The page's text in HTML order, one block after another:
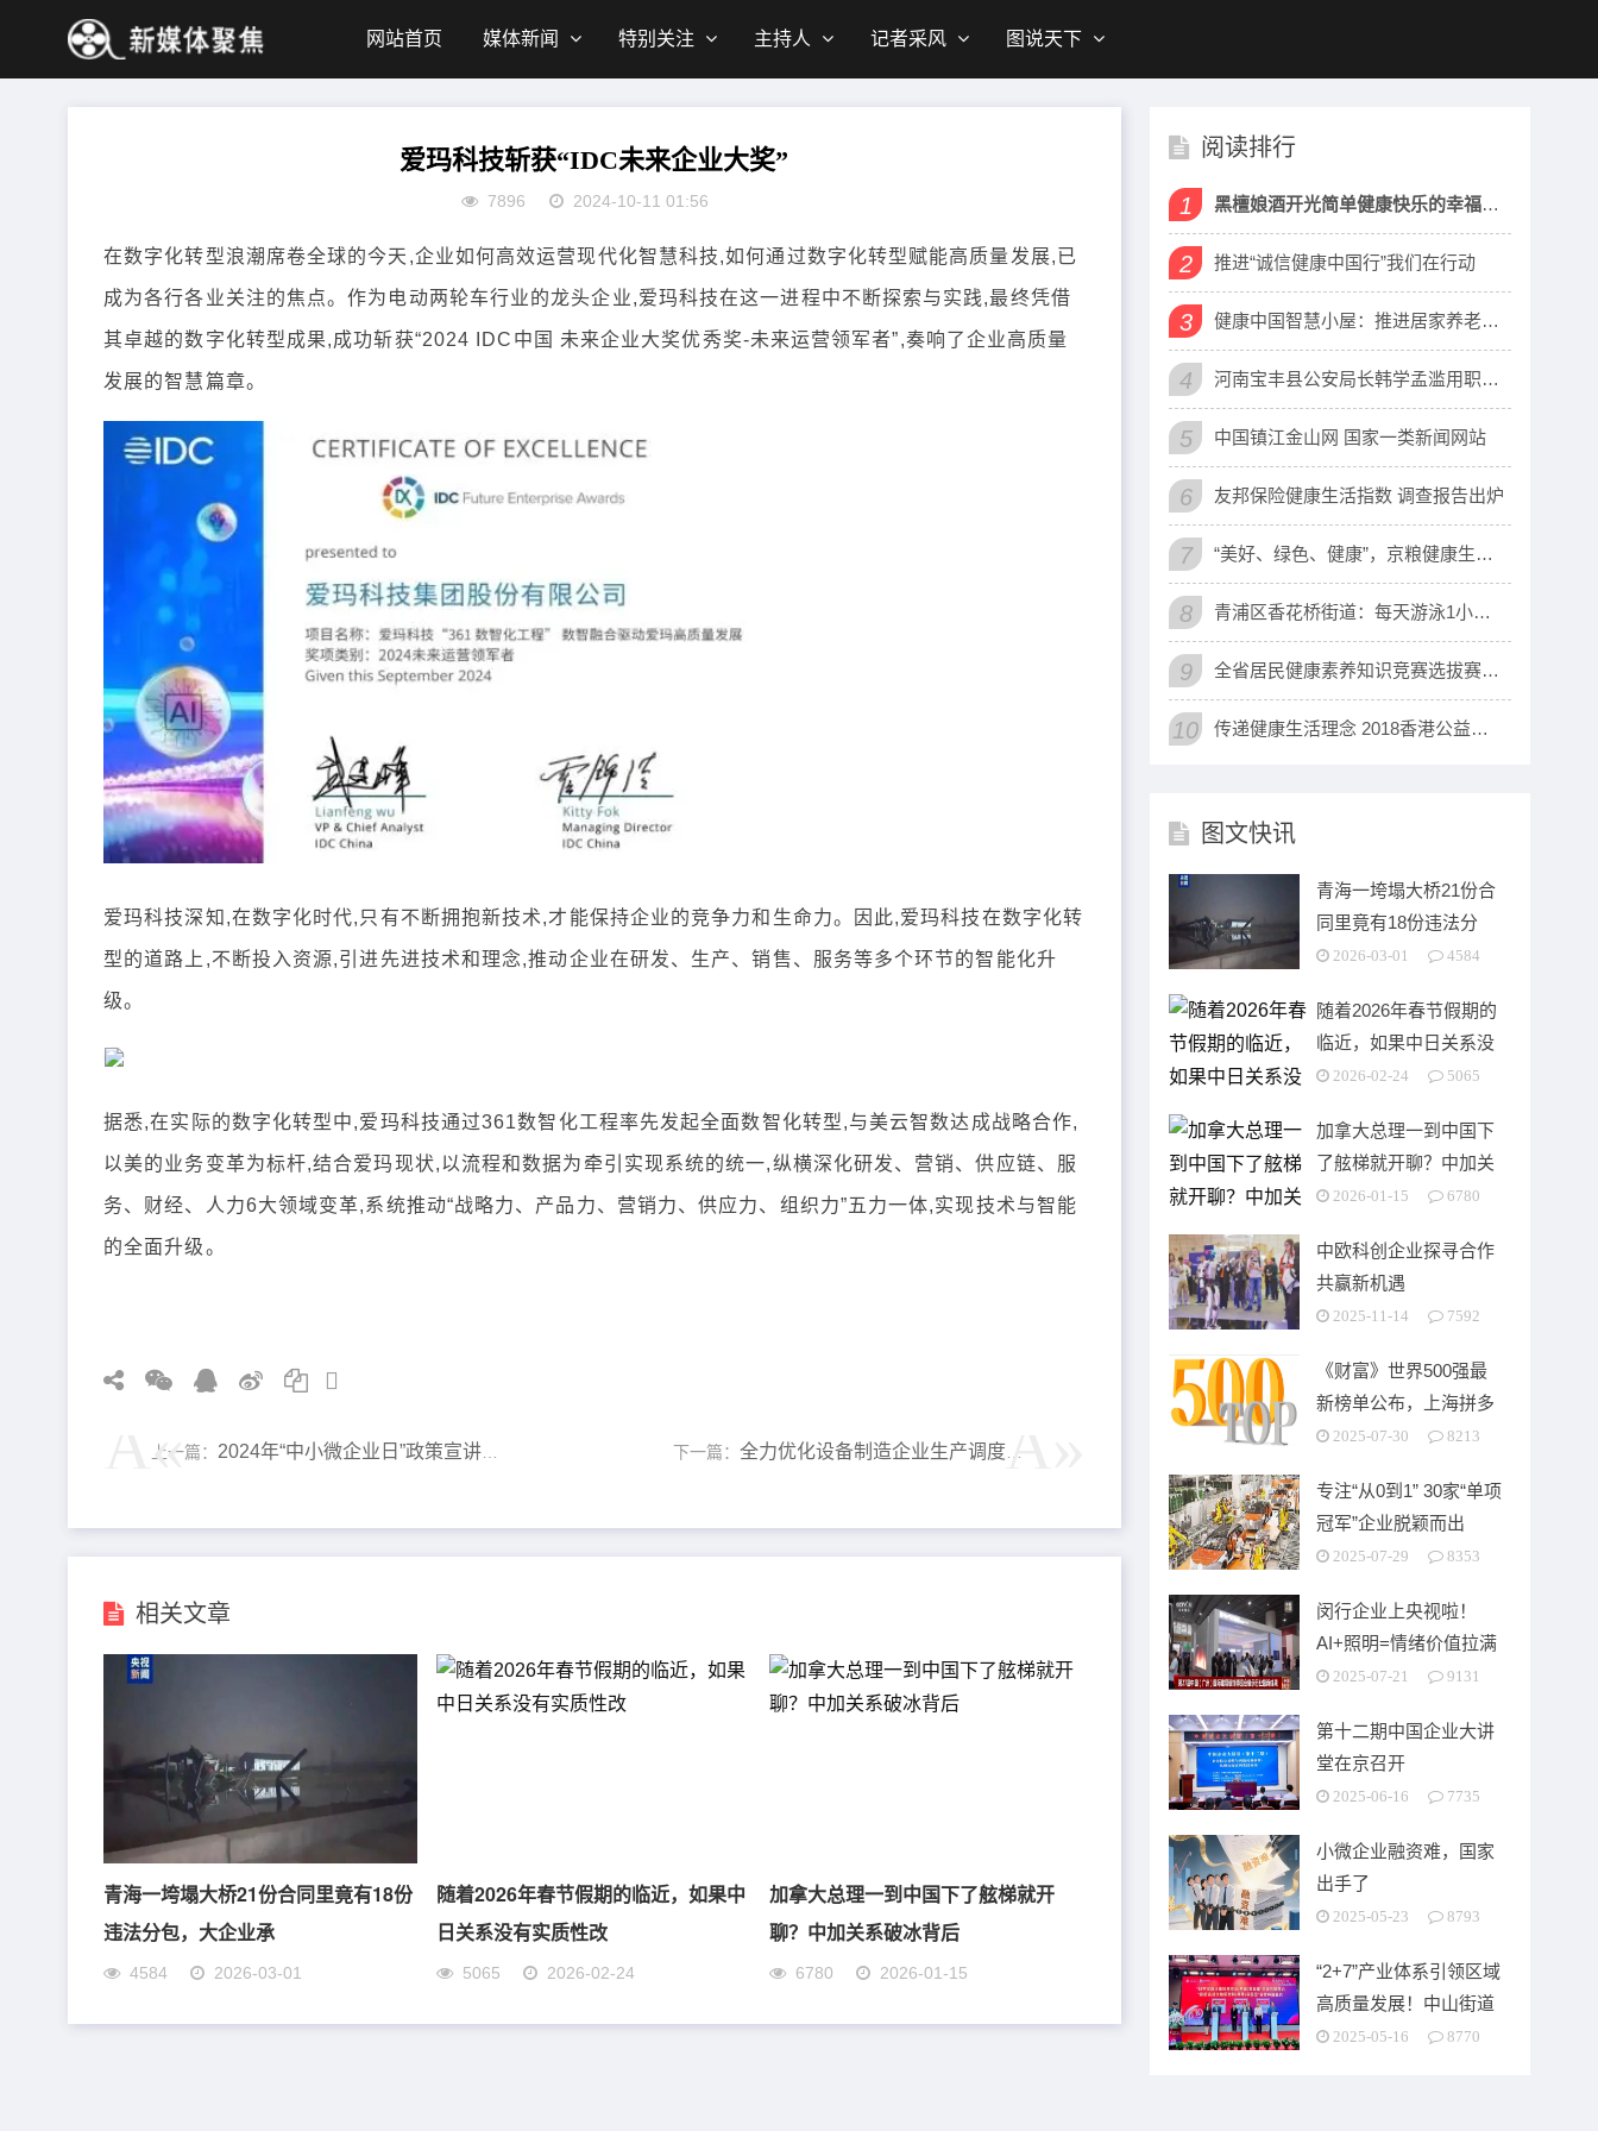
网站首页 媒体新闻 特别关注 主持人 记者采风 图说天下
爱玛科技斩获“IDC未来企业大奖”
7896 2024-10-11 01:56
在数字化转型浪潮席卷全球的今天,企业如何高效运营现代化智慧科技,如何通过数字化转型赋能高质量发展,已
成为各行各业关注的焦点。作为电动两轮车行业的龙头企业,爱玛科技在这一进程中不断探索与实践,最终凭借
其卓越的数字化转型成果,成功斩获“2024 IDC中国 未来企业大奖优秀奖-未来运营领军者”,奏响了企业高质量
发展的智慧篇章。
爱玛科技深知,在数字化时代,只有不断拥抱新技术,才能保持企业的竞争力和生命力。因此,爱玛科技在数字化转
型的道路上,不断投入资源,引进先进技术和理念,推动企业在研发、生产、销售、服务等多个环节的智能化升
级。
据悉,在实际的数字化转型中,爱玛科技通过361数智化工程率先发起全面数智化转型,与美云智数达成战略合作,
以美的业务变革为标杆,结合爱玛现状,以流程和数据为牵引实现系统的统一,纵横深化研发、营销、供应链、服
务、财经、人力6大领域变革,系统推动“战略力、产品力、营销力、供应力、组织力”五力一体,实现技术与智能
的全面升级。
上一篇： 2024年“中小微企业日”政策宣讲活动在昆举行 下一篇： 全力优化设备制造企业生产调度与成本控制
相关文章
青海一垮塌大桥21份合同里竟有18份
违法分包，大企业承
4584 2026-03-01
随着2026年春节假期的临近，如果中
日关系没有实质性改
5065 2026-02-24
加拿大总理一到中国下了舷梯就开
聊？中加关系破冰背后
6780 2026-01-15
阅读排行
1 黑檀娘酒开光简单健康快乐的幸福生活
2 推进“诚信健康中国行”我们在行动
3 健康中国智慧小屋：推进居家养老服务社区覆盖
4 河南宝丰县公安局长韩学孟滥用职权玩忽职守报复陷害举报人
5 中国镇江金山网 国家一类新闻网站
6 友邦保险健康生活指数 调查报告出炉
7 “美好、绿色、健康”，京粮健康生活小使者，倡导健康生活新理念
8 青浦区香花桥街道：每天游泳1小时 健康生活一辈子
9 全省居民健康素养知识竞赛选拔赛开赛
10 传递健康生活理念 2018香港公益马拉松开跑
图文快讯
青海一垮塌大桥21份合
同里竟有18份违法分
包，大企业承建“草台班
2026-03-01 4584
随着2026年春节假期的
临近，如果中日关系没
有实质性改善，赴日出
2026-02-24 5065
加拿大总理一到中国下
了舷梯就开聊？中加关
系破冰背后有这些隐情
2026-01-15 6780
中欧科创企业探寻合作
共赢新机遇
2025-11-14 7592
《财富》世界500强最
新榜单公布，上海拼多
多成“进步”最快中国企
2025-07-30 8213
专注“从0到1” 30家“单项
冠军”企业脱颖而出
2025-07-29 8353
闵行企业上央视啦！
AI+照明=情绪价值拉满
2025-07-21 9131
第十二期中国企业大讲
堂在京召开
2025-06-16 7735
小微企业融资难，国家
出手了
2025-05-23 8793
“2+7”产业体系引领区域
高质量发展！中山街道
集聚40余家科学仪器企
2025-05-16 8770